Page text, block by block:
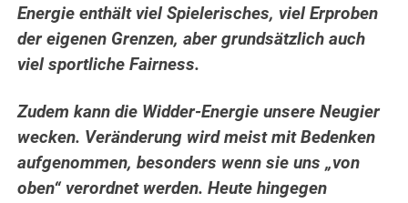
Energie enthält viel Spielerisches, viel Erproben
der eigenen Grenzen, aber grundsätzlich auch
viel sportliche Fairness.
Zudem kann die Widder-Energie unsere Neugier
wecken. Veränderung wird meist mit Bedenken
aufgenommen, besonders wenn sie uns „von
oben“ verordnet werden. Heute hingegen